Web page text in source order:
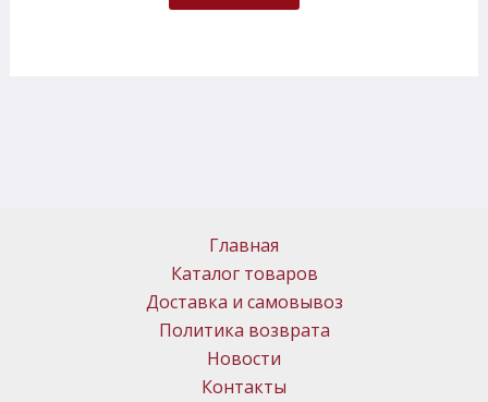
Главная
Каталог товаров
Доставка и самовывоз
Политика возврата
Новости
Контакты